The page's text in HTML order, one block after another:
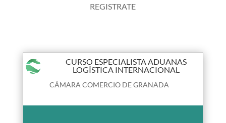
REGISTRATE
CURSO ESPECIALISTA ADUANAS
LOGÍSTICA INTERNACIONAL
CÁMARA COMERCIO DE GRANADA